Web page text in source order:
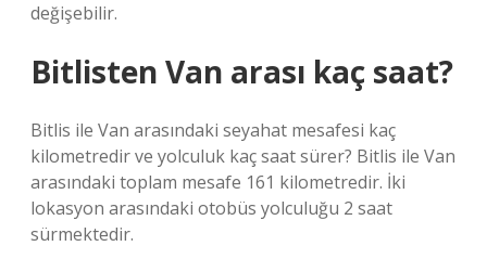
değişebilir.
Bitlisten Van arası kaç saat?
Bitlis ile Van arasındaki seyahat mesafesi kaç
kilometredir ve yolculuk kaç saat sürer? Bitlis ile Van
arasındaki toplam mesafe 161 kilometredir. İki
lokasyon arasındaki otobüs yolculuğu 2 saat
sürmektedir.